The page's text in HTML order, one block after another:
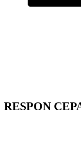
RESPON